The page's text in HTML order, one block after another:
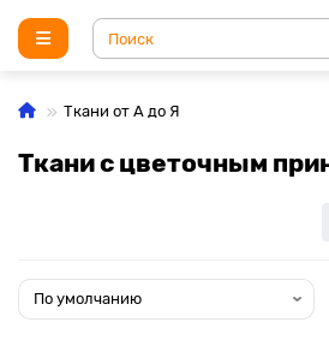
Ткани от А до Я
Ткани с цветочным